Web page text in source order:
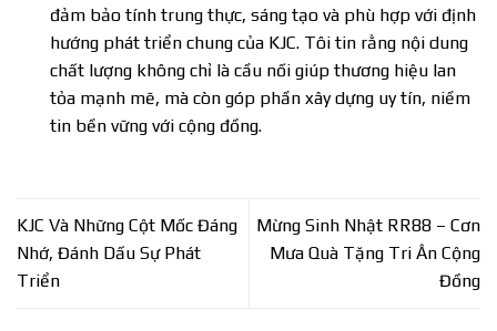
đảm bảo tính trung thực, sáng tạo và phù hợp với định
hướng phát triển chung của KJC. Tôi tin rằng nội dung
chất lượng không chỉ là cầu nối giúp thương hiệu lan
tỏa mạnh mẽ, mà còn góp phần xây dựng uy tín, niềm
tin bền vững với cộng đồng.
KJC Và Những Cột Mốc Đáng
Nhớ, Đánh Dấu Sự Phát
Triển
Mừng Sinh Nhật RR88 – Cơn
Mưa Quà Tặng Tri Ân Cộng
Đồng